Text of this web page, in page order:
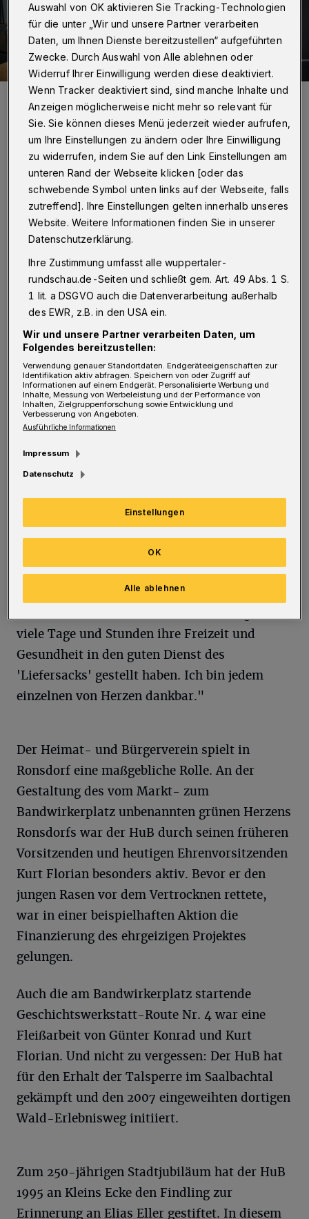
Der Vorstand des Heimat- und Bürgervereins mit Ehrenmitglied —
hier von links nach rechts: Jürgen Pietsch, Monika Danioff, Ex-
Bezirksbürgermeister Lothar Nägelkrämer, Christel Auer und Monika
Diehle.
Foto: Conrads
Von Klaus-Günther Conrads
"Hier lässt sich gut wohnen und einkaufen",
so heißt es oft.
2017 wurde der 21. "Ronsdorfer Liefersack"
gefeiert, der wie das dritte "Ronsdorfer
Weinfest" nicht nur dem Vergnügen und der
Unterhaltung dient, sondern einen sozialen
Zweck verfolgt. Die Erlöse in längst
sechsstelliger Höhe werden auf Institutionen
und Projekte verteilt — vom Weinfest allein
für den Betrieb des Bandwirkerbades.
Christel Auer, seit 2010 Vorsitzende des HuB
und "Regisseurin" über die Veranstaltungen:
"Es ist das größte Geschenk, wenn das Wetter
stimmt. Etwa 60 Frauen und Männer bilden
viele Tage und Stunden ihre Freizeit und
Gesundheit in den guten Dienst des
'Liefersacks' gestellt haben. Ich bin jedem
einzelnen von Herzen dankbar."
Der Heimat- und Bürgerverein spielt in
Ronsdorf eine maßgebliche Rolle. An der
Gestaltung des vom Markt- zum
Bandwirkerplatz unbenannten grünen Herzens
Ronsdorfs war der HuB durch seinen früheren
Vorsitzenden und heutigen Ehrenvorsitzenden
Kurt Florian besonders aktiv. Bevor er den
jungen Rasen vor dem Vertrocknen rettete,
war in einer beispielhaften Aktion die
Finanzierung des ehrgeizigen Projektes
gelungen.
Auch die am Bandwirkerplatz startende
Geschichtswerkstatt-Route Nr. 4 war eine
Fleißarbeit von Günter Konrad und Kurt
Florian. Und nicht zu vergessen: Der HuB hat
für den Erhalt der Talsperre im Saalbachtal
gekämpft und den 2007 eingeweihten dortigen
Wald-Erlebnisweg initiiert.
Zum 250-jährigen Stadtjubiläum hat der HuB
1995 an Kleins Ecke den Findling zur
Erinnerung an Elias Eller gestiftet. In diesem
Auswahl von OK aktivieren Sie Tracking-Technologien
für die unter „Wir und unsere Partner verarbeiten
Daten, um Ihnen Dienste bereitzustellen“ aufgeführten
Zwecke. Durch Auswahl von Alle ablehnen oder
Widerruf Ihrer Einwilligung werden diese deaktiviert.
Wenn Tracker deaktiviert sind, sind manche Inhalte und
Anzeigen möglicherweise nicht mehr so relevant für
Sie. Sie können dieses Menü jederzeit wieder aufrufen,
um Ihre Einstellungen zu ändern oder Ihre Einwilligung
zu widerrufen, indem Sie auf den Link Einstellungen am
unteren Rand der Webseite klicken [oder das
schwebende Symbol unten links auf der Webseite, falls
zutreffend]. Ihre Einstellungen gelten innerhalb unseres
Website. Weitere Informationen finden Sie in unserer
Datenschutzerklärung.
Ihre Zustimmung umfasst alle wuppertaler-
rundschau.de-Seiten und schließt gem. Art. 49 Abs. 1 S.
1 lit. a DSGVO auch die Datenverarbeitung außerhalb
des EWR, z.B. in den USA ein.
Wir und unsere Partner verarbeiten Daten, um
Folgendes bereitzustellen:
Verwendung genauer Standortdaten. Endgeräteeigenschaften zur
Identifikation aktiv abfragen. Speichern von oder Zugriff auf
Informationen auf einem Endgerät. Personalisierte Werbung und
Inhalte, Messung von Werbeleistung und der Performance von
Inhalten, Zielgruppenforschung sowie Entwicklung und
Verbesserung von Angeboten.
Ausführliche Informationen
Impressum
Datenschutz
Einstellungen
Alle ablehnen
OK